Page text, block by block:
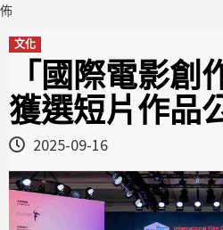
佈
文化
「國際電影創
獲選短片作品
2025-09-16